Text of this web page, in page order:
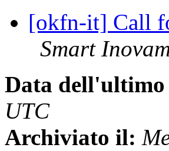
[okfn-it] Call
Smart
Data dell'ultimo
UTC
Archiviato il: